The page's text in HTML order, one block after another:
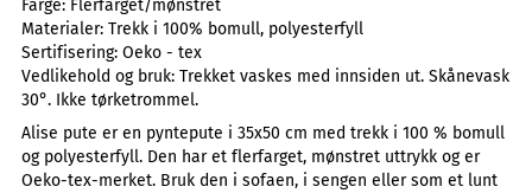
Farge: Flerfarget/mønstret
Materialer: Trekk i 100% bomull, polyesterfyll
Sertifisering: Oeko - tex
Vedlikehold og bruk: Trekket vaskes med innsiden ut. Skånevask
30°. Ikke tørketrommel.
Alise pute er en pyntepute i 35x50 cm med trekk i 100 % bomull
og polyesterfyll. Den har et flerfarget, mønstret uttrykk og er
Oeko-tex-merket. Bruk den i sofaen, i sengen eller som et lunt